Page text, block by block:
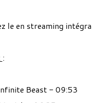
le en streaming
:
Beast - 09:53